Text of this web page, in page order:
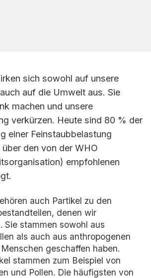
sich sowohl auf unsere
auf die Umwelt aus. Sie
machen und unsere
verkürzen. Heute sind 80 % der
einer Feinstaubbelastung
den von der WHO
empfohlenen
auch Partikel zu den
denen wir
Sie stammen sowohl aus
als auch aus anthropogenen
geschaffen haben.
stammen zum Beispiel von
und Pollen. Die häufigsten von